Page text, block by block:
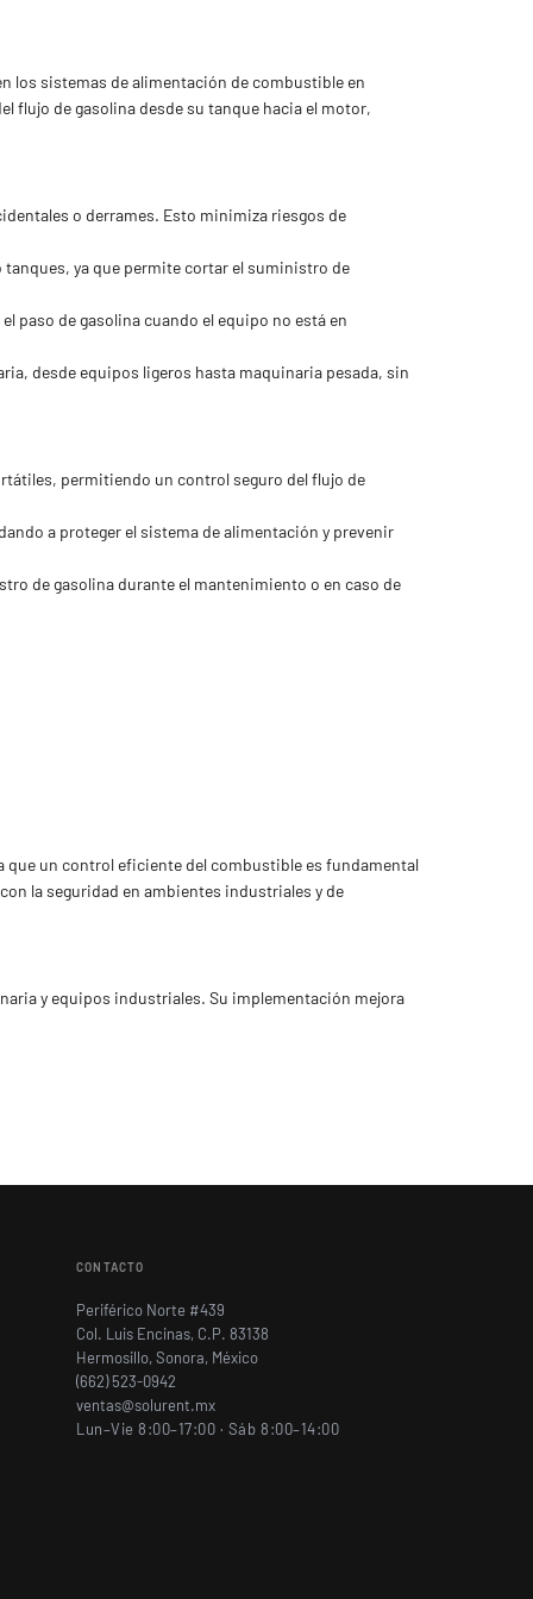
los sistemas de alimentación de combustible en
flujo de gasolina desde su tanque hacia el motor,
o derrames. Esto minimiza riesgos de
ya que permite cortar el suministro de
paso de gasolina cuando el equipo no está en
desde equipos ligeros hasta maquinaria pesada, sin
permitiendo un control seguro del flujo de
a proteger el sistema de alimentación y prevenir
de gasolina durante el mantenimiento o en caso de
que un control eficiente del combustible es fundamental
la seguridad en ambientes industriales y de
y equipos industriales. Su implementación mejora
CONTACTO
Periférico Norte #439
Col. Luis Encinas, C.P. 83138
Hermosillo, Sonora, México
(662) 523-0942
ventas@solurent.mx
Lun–Vie 8:00–17:00 · Sáb 8:00–14:00